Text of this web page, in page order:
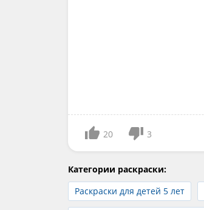
20 3
Категории раскраски:
Раскраски для детей 5 лет